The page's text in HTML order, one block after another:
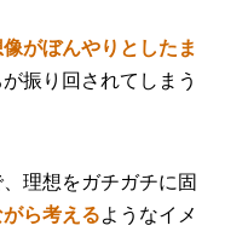
がぼんやりとしたま
振り回されてしまう
理想をガチガチに固
ら考えるようなイメ